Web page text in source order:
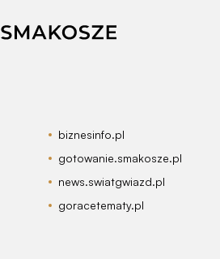
biznesinfo.pl
gotowanie.smakosze.pl
news.swiatgwiazd.pl
goracetematy.pl